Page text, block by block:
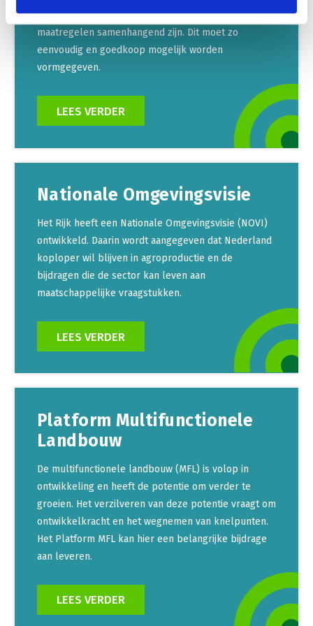
veilige positie op de weg te geven, moeten
maatregelen samenhangend zijn. Dit moet zo
eenvoudig en goedkoop mogelijk worden
vormgegeven.
LEES VERDER
Nationale Omgevingsvisie
Het Rijk heeft een Nationale Omgevingsvisie (NOVI)
ontwikkeld. Daarin wordt aangegeven dat Nederland
koploper wil blijven in agroproductie en de
bijdragen die de sector kan leven aan
maatschappelijke vraagstukken.
LEES VERDER
Platform Multifunctionele
Landbouw
De multifunctionele landbouw (MFL) is volop in
ontwikkeling en heeft de potentie om verder te
groeien. Het verzilveren van deze potentie vraagt om
ontwikkelkracht en het wegnemen van knelpunten.
Het Platform MFL kan hier een belangrijke bijdrage
aan leveren.
LEES VERDER